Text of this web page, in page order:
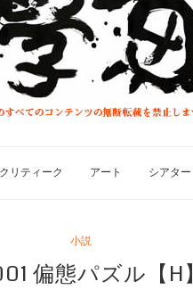
クリティーク アート シアター
小説
偏態パズル【H】